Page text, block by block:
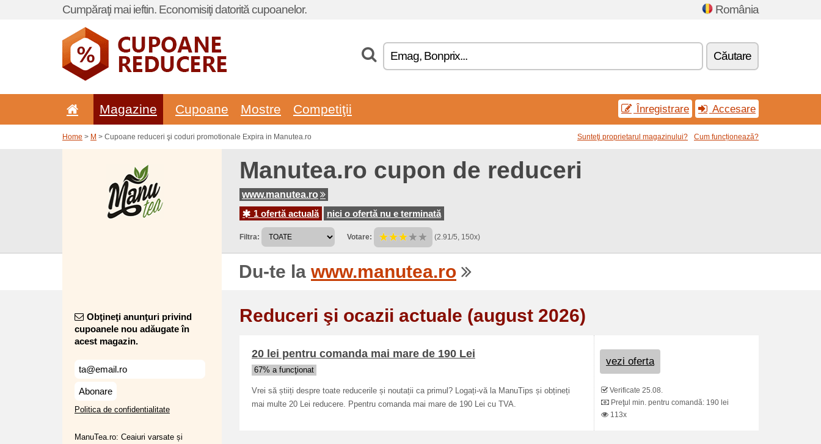
Cumpăraţi mai ieftin. Economisiţi datorită cupoanelor. România
Căutare
Magazine Cupoane Mostre Competiţii Înregistrare Accesare
Home > M > Cupoane reduceri şi coduri promotionale Expira in Manutea.ro Sunteţi proprietarul magazinului? Cum funcționează?
Manutea.ro cupon de reduceri
www.manutea.ro
1 ofertă actuală
nici o ofertă nu e terminată
Filtra: Votare: (2.91/5, 150x)
Du-te la www.manutea.ro
Obţineţi anunţuri privind
cupoanele nou adăugate în
acest magazin.
Abonare
Politica de confidentialitate
ManuTea.ro: Ceaiuri varsate și
Reduceri şi ocazii actuale (august 2026)
20 lei pentru comanda mai mare de 190 Lei
67% a funcţionat
Vrei să știiți despre toate reducerile și noutații ca primul? Logați-vă la ManuTips și obțineți
mai multe 20 Lei reducere. Ppentru comanda mai mare de 190 Lei cu TVA.
vezi oferta
Verificate 25.08.
Preţul min. pentru comandă: 190 lei
113x